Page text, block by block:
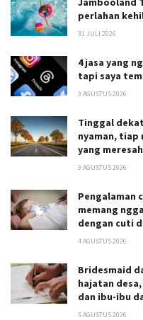
perlahan
31 JULI 2026
4 jasa yang
tapi saya
3 AGUSTUS 2026
Tinggal
nyaman,
yang
3 AGUSTUS 2026
Pengalaman
memang
dengan cuti
4 AGUSTUS 2026
Bridesmaid
hajatan
dan ibu-ibu
5 AGUSTUS 2026